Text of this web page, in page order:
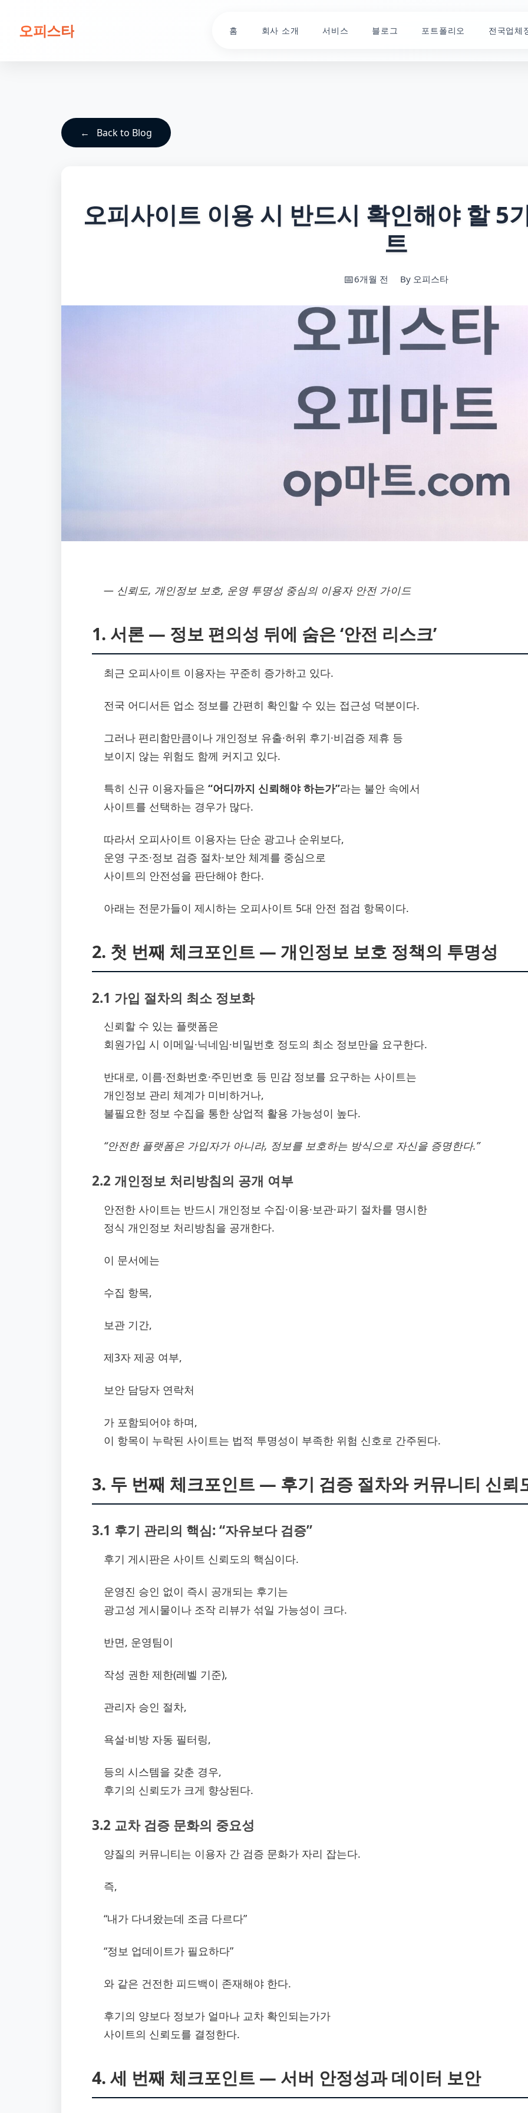
오피스타 홈 회사 소개 서비스 블로그 포트폴리오 전국업체
Back to Blog
오피사이트 이용 시 반드시 확인해야 할 5
트
6개월 전 By 오피스타
― 신뢰도, 개인정보 보호, 운영 투명성 중심의 이용자 안전 가이드
1. 서론 ― 정보 편의성 뒤에 숨은 ‘안전 리스크’
최근 오피사이트 이용자는 꾸준히 증가하고 있다.
전국 어디서든 업소 정보를 간편히 확인할 수 있는 접근성 덕분이다.
그러나 편리함만큼이나 개인정보 유출·허위 후기·비검증 제휴 등
보이지 않는 위험도 함께 커지고 있다.
특히 신규 이용자들은 “어디까지 신뢰해야 하는가”라는 불안 속에서
사이트를 선택하는 경우가 많다.
따라서 오피사이트 이용자는 단순 광고나 순위보다,
운영 구조·정보 검증 절차·보안 체계를 중심으로
사이트의 안전성을 판단해야 한다.
아래는 전문가들이 제시하는 오피사이트 5대 안전 점검 항목이다.
2. 첫 번째 체크포인트 ― 개인정보 보호 정책의 투명성
2.1 가입 절차의 최소 정보화
신뢰할 수 있는 플랫폼은
회원가입 시 이메일·닉네임·비밀번호 정도의 최소 정보만을 요구한다.
반대로, 이름·전화번호·주민번호 등 민감 정보를 요구하는 사이트는
개인정보 관리 체계가 미비하거나,
불필요한 정보 수집을 통한 상업적 활용 가능성이 높다.
“안전한 플랫폼은 가입자가 아니라, 정보를 보호하는 방식으로 자신을 증명한다.”
2.2 개인정보 처리방침의 공개 여부
안전한 사이트는 반드시 개인정보 수집·이용·보관·파기 절차를 명시한
정식 개인정보 처리방침을 공개한다.
이 문서에는
수집 항목,
보관 기간,
제3자 제공 여부,
보안 담당자 연락처
가 포함되어야 하며,
이 항목이 누락된 사이트는 법적 투명성이 부족한 위험 신호로 간주된다.
3. 두 번째 체크포인트 ― 후기 검증 절차와 커뮤니티 신뢰
3.1 후기 관리의 핵심: “자유보다 검증”
후기 게시판은 사이트 신뢰도의 핵심이다.
운영진 승인 없이 즉시 공개되는 후기는
광고성 게시물이나 조작 리뷰가 섞일 가능성이 크다.
반면, 운영팀이
작성 권한 제한(레벨 기준),
관리자 승인 절차,
욕설·비방 자동 필터링,
등의 시스템을 갖춘 경우,
후기의 신뢰도가 크게 향상된다.
3.2 교차 검증 문화의 중요성
양질의 커뮤니티는 이용자 간 검증 문화가 자리 잡는다.
즉,
“내가 다녀왔는데 조금 다르다”
“정보 업데이트가 필요하다”
와 같은 건전한 피드백이 존재해야 한다.
후기의 양보다 정보가 얼마나 교차 확인되는가가
사이트의 신뢰도를 결정한다.
4. 세 번째 체크포인트 ― 서버 안정성과 데이터 보안